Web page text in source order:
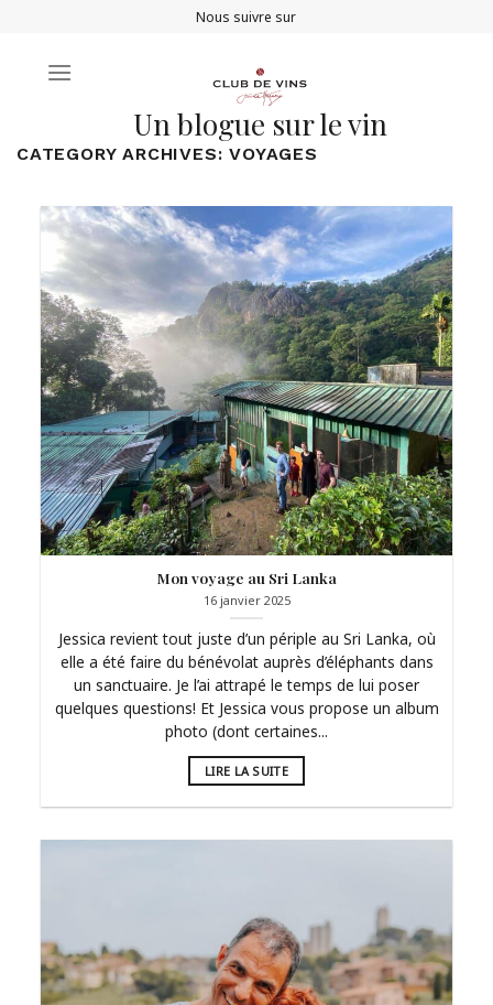
content
Nous suivre sur
Un blogue sur le vin
CATEGORY ARCHIVES:VOYAGES
Mon voyage au Sri Lanka
16 janvier 2025
Jessica revient tout juste d’un périple au Sri Lanka, où
elle a été faire du bénévolat auprès d’éléphants dans
un sanctuaire. Je l’ai attrapé le temps de lui poser
quelques questions! Et Jessica vous propose un album
photo (dont certaines...
LIRE LA SUITE